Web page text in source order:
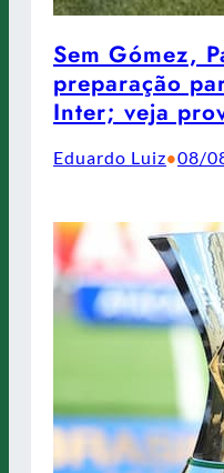
Sem Gómez,
preparação
Inter; veja
Eduardo Luiz•08/